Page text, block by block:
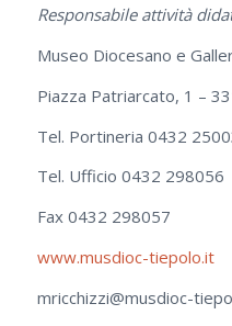
Responsabile attività
Museo Diocesano e
Piazza Patriarcato, 1 –
Tel. Portineria 0432
Tel. Ufficio 0432 298056
Fax 0432 298057
www.musdioc-tiepolo.it
mricchizzi@musdioc-